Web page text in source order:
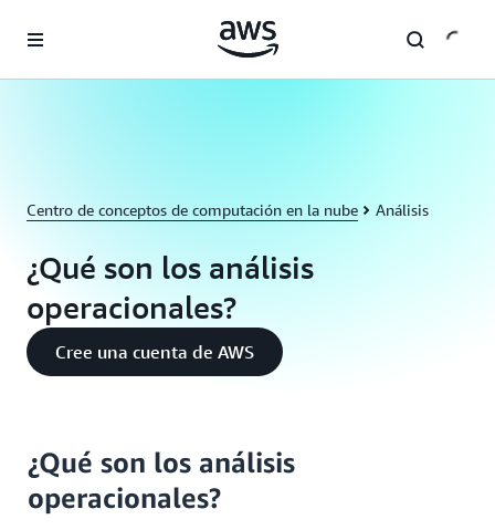
Centro de conceptos de computación en la nube Análisis
¿Qué son los análisis
operacionales?
Cree una cuenta de AWS
¿Qué son los análisis
operacionales?